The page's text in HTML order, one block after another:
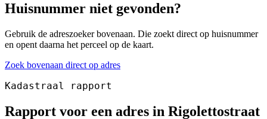
Huisnummer niet gevonden?
Gebruik de adreszoeker bovenaan. Die zoekt direct op huisnummer
en opent daarna het perceel op de kaart.
Zoek bovenaan direct op adres
Kadastraal rapport
Rapport voor een adres in Rigolettostraat